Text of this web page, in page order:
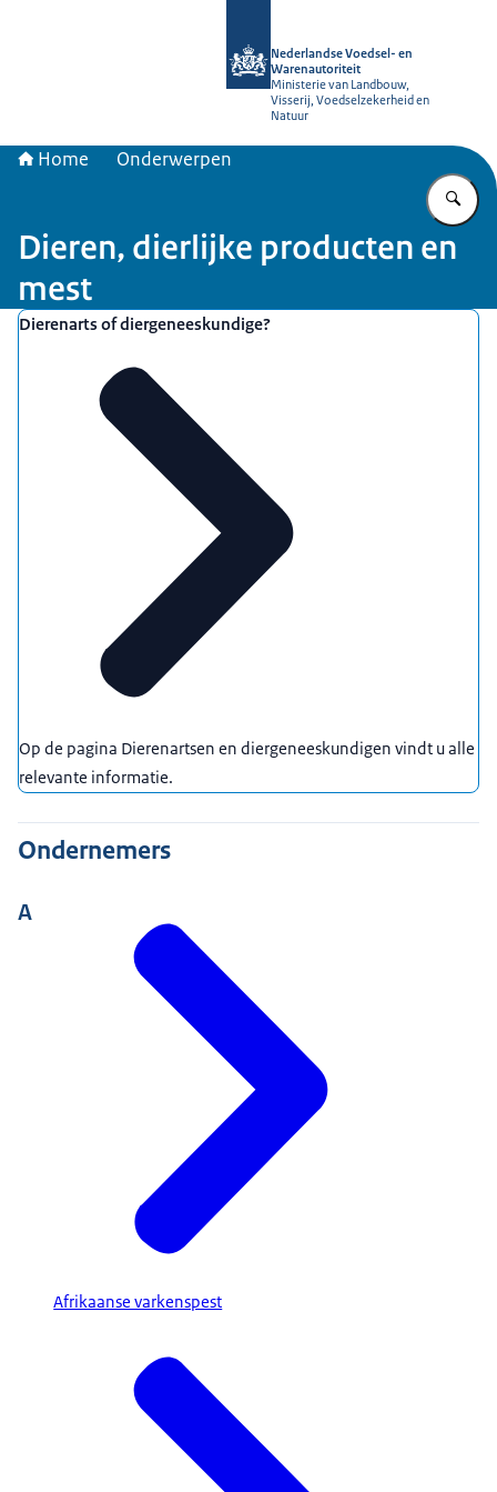
Nederlandse Voedsel- en
Warenautoriteit
Ministerie van Landbouw,
Visserij, Voedselzekerheid en
Natuur
Home Onderwerpen
Dieren, dierlijke producten en
mest
Uitgelicht
Dierenarts of diergeneeskundige?
Op de pagina Dierenartsen en diergeneeskundigen vindt u alle
relevante informatie.
Ondernemers
A
Afrikaanse varkenspest